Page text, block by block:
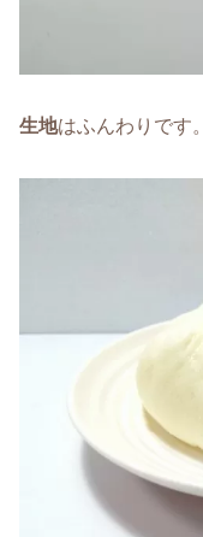
生地はふんわりです。